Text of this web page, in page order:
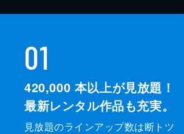
01
420,000 本以上が見放題！
最新レンタル作品も充実。
見放題のラインアップ数は断トツ